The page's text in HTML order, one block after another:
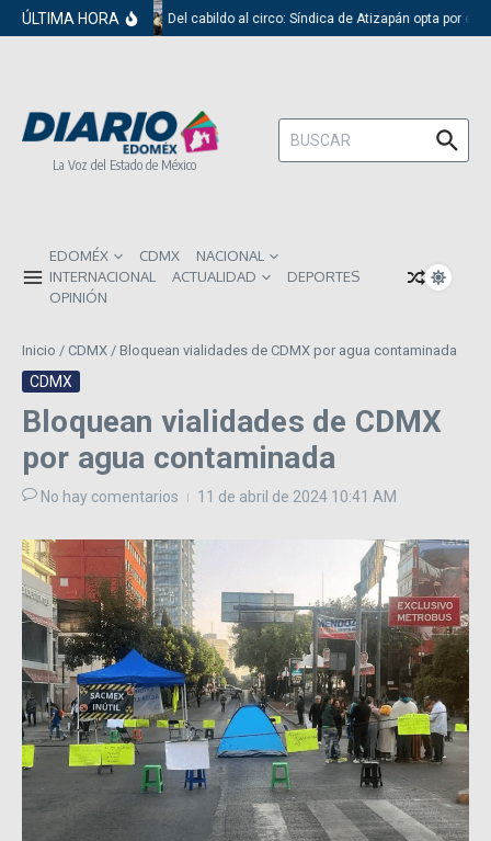
Saltar al contenido
ÚLTIMA HORA Del cabildo al circo: Síndica de Atizapán opta por el
La Voz del Estado de México
Buscar:
EDOMÉX CDMX
NACIONAL
INTERNACIONAL
ACTUALIDAD
DEPORTES
OPINIÓN
Inicio / CDMX / Bloquean vialidades de CDMX por agua contaminada
CDMX
Bloquean vialidades de CDMX
por agua contaminada
No hay comentarios 11 de abril de 2024 10:41 AM